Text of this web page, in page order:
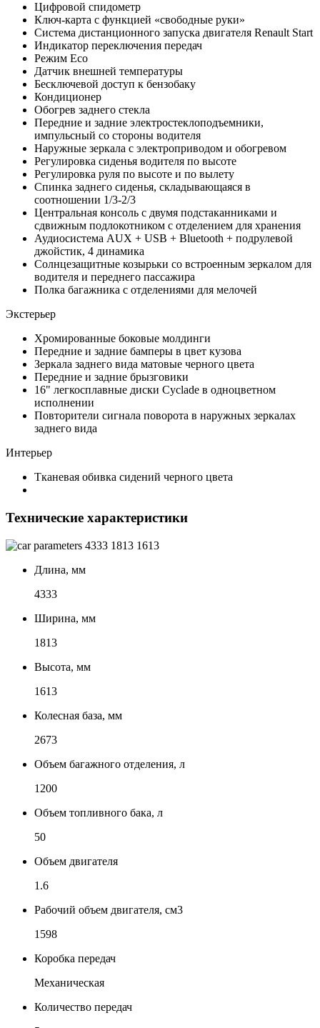
Цифровой спидометр
Ключ-карта с функцией «свободные руки»
Система дистанционного запуска двигателя Renault Start
Индикатор переключения передач
Режим Eco
Датчик внешней температуры
Бесключевой доступ к бензобаку
Кондиционер
Обогрев заднего стекла
Передние и задние электростеклоподъемники,
импульсный со стороны водителя
Наружные зеркала с электроприводом и обогревом
Регулировка сиденья водителя по высоте
Регулировка руля по высоте и по вылету
Спинка заднего сиденья, складывающаяся в
соотношении 1/3-2/3
Центральная консоль с двумя подстаканниками и
сдвижным подлокотником с отделением для хранения
Аудиосистема AUX + USB + Bluetooth + подрулевой
джойстик, 4 динамика
Солнцезащитные козырьки со встроенным зеркалом для
водителя и переднего пассажира
Полка багажника с отделениями для мелочей
Экстерьер
Хромированные боковые молдинги
Передние и задние бамперы в цвет кузова
Зеркала заднего вида матовые черного цвета
Передние и задние брызговики
16" легкосплавные диски Cyclade в одноцветном
исполнении
Повторители сигнала поворота в наружных зеркалах
заднего вида
Интерьер
Тканевая обивка сидений черного цвета
Технические характеристики
4333 1813 1613
Длина, мм
4333
Ширина, мм
1813
Высота, мм
1613
Колесная база, мм
2673
Объем багажного отделения, л
1200
Объем топливного бака, л
50
Объем двигателя
1.6
Рабочий объем двигателя, см3
1598
Коробка передач
Механическая
Количество передач